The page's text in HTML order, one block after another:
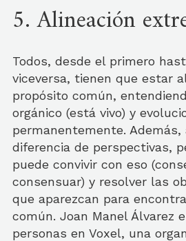
5. Alineación
Todos, desde el primero
viceversa, tienen que estar
propósito común,
orgánico (está vivo) y
permanentemente.
diferencia de perspectivas,
puede convivir con eso
consensuar) y resolver las
que aparezcan para
común. Joan Manel Álvarez
personas en Voxel, una